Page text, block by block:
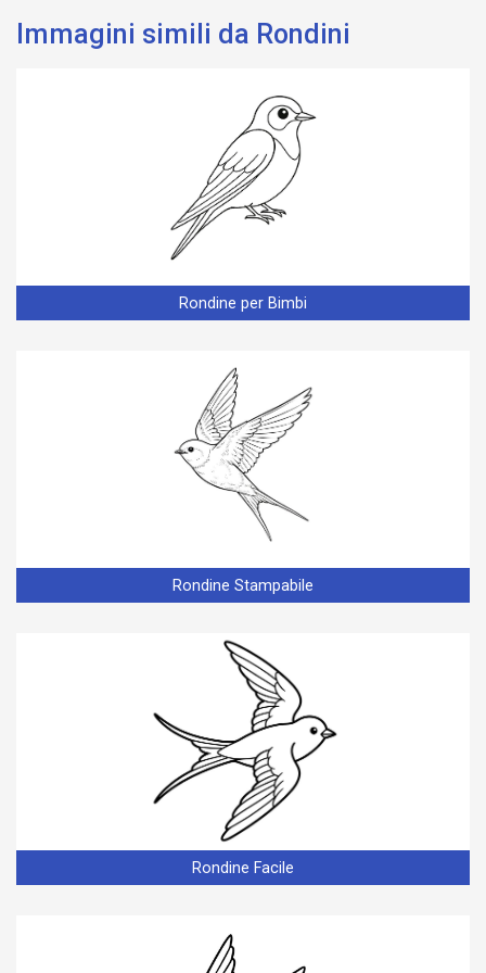
Immagini simili da Rondini
Rondine per Bimbi
Rondine Stampabile
Rondine Facile